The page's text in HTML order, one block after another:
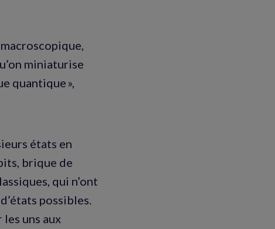
miniaturise
quantique »,
états en
brique de
qui n’ont
possibles.
uns aux